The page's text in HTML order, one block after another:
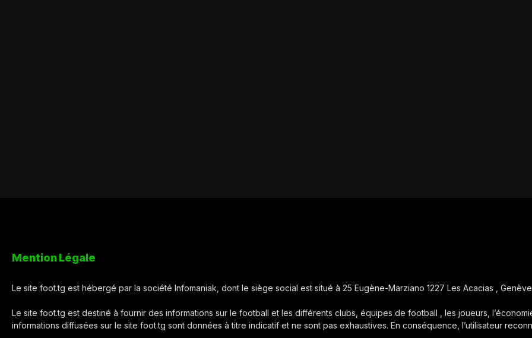
Mention Légale
Le site foot.tg est hébergé par la société Infomaniak, dont le siège social est situé à 25 Eugène-Marziano 1227 Les Acacias ,
Le site foot.tg est destiné à fournir des informations sur le football et les différents clubs, équipes de football , les joueurs,
informations diffusées sur le site foot.tg sont données à titre indicatif et ne sont pas exhaustives. En conséquence, l’utilisateur